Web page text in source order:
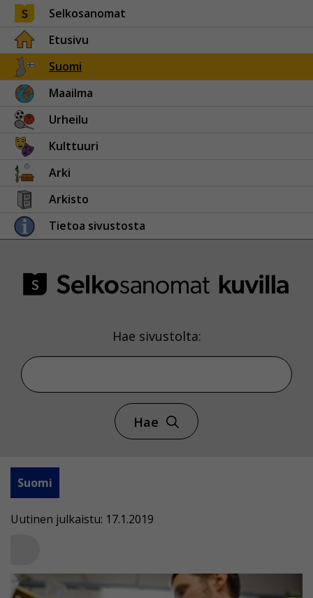
Selkosanomat
Etusivu
Suomi
Maailma
Urheilu
Kulttuuri
Arki
Arkisto
Tietoa sivustosta
Hae sivustolta:
Hae
Suomi
Uutinen julkaistu: 17.1.2019